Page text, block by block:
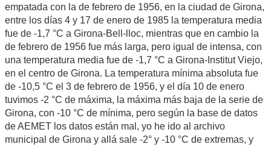
empatada con la de febrero de 1956, en la ciudad de Girona,
entre los días 4 y 17 de enero de 1985 la temperatura media
fue de -1,7 °C a Girona-Bell-lloc, mientras que en cambio la
de febrero de 1956 fue más larga, pero igual de intensa, con
una temperatura media fue de -1,7 °C a Girona-Institut Viejo,
en el centro de Girona. La temperatura mínima absoluta fue
de -10,5 °C el 3 de febrero de 1956, y el día 10 de enero
tuvimos -2 °C de máxima, la máxima más baja de la serie de
Girona, con -10 °C de mínima, pero según la base de datos
de AEMET los datos están mal, yo he ido al archivo
municipal de Girona y allá sale -2° y -10 °C de extremas, y